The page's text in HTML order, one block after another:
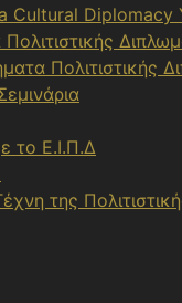
Cultural Diplomacy
Πολιτιστικής
το Ε.Ι.Π.Δ
της